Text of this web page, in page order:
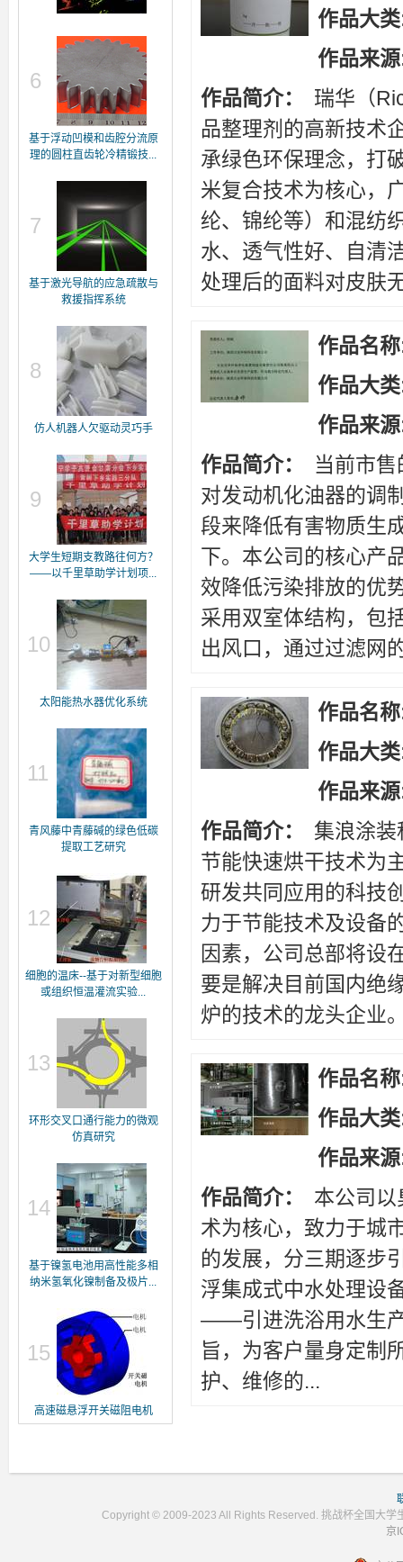
6
基于浮动凹模和齿腔分流原
理的圆柱直齿轮冷精锻技...
7
基于激光导航的应急疏散与
救援指挥系统
8
仿人机器人欠驱动灵巧手
9
大学生短期支教路往何方？
——以千里草助学计划项...
10
太阳能热水器优化系统
11
青风藤中青藤碱的绿色低碳
提取工艺研究
12
细胞的温床--基于对新型细胞
或组织恒温灌流实验...
13
环形交叉口通行能力的微观
仿真研究
14
基于镍氢电池用高性能多相
纳米氢氧化镍制备及极片...
15
高速磁悬浮开关磁阻电机
作品大
作品来
作品简介：
瑞华（
品整理剂的高新技术
承绿色环保理念，打
米复合技术为核心，
纶、锦纶等）和混纺
水、透气性好、自清
处理后的面料对皮肤
作品名
作品大
作品来
作品简介：
当前市
对发动机化油器的调
段来降低有害物质生
下。本公司的核心产
效降低污染排放的优
采用双室体结构，包
出风口，通过过滤网
作品名
作品大
作品来
作品简介：
集浪涂
节能快速烘干技术为
研发共同应用的科技
力于节能技术及设备
因素，公司总部将设
要是解决目前国内绝
炉的技术的龙头企业
作品名
作品大
作品来
作品简介：
本公司
术为核心，致力于城
的发展，分三期逐步
浮集成式中水处理设
——引进洗浴用水生产
旨，为客户量身定制
护、维修的...
Copyright © 2009-2023 All Rights Reserved. 挑战杯全国大学
京